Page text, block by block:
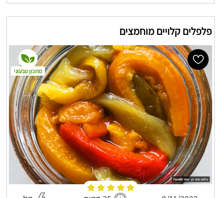
פלפלים קלויים מוחמצים
מתכון טבעוני